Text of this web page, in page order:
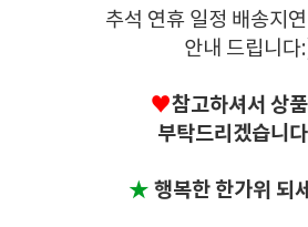
추석 연휴 일정 배송지
안내 드립니다
♥참고하셔서 상
부탁드리겠습니
★ 행복한 한가위 되